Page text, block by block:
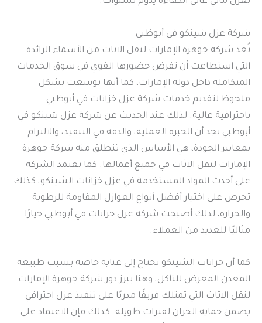
شركة عزل شينكو في أبوظبي
تُعد شركة جوهرة الإمارات لنقل الاثاث من الأسماء الرائدة
التي استطاعت أن تفرض حضورها القوي في سوق الخدمات
المتكاملة داخل دولة الإمارات، كما أنها توسعت بشكل
ملحوظ لتقديم خدمات شركة عزل خزانات في أبوظبي
باحترافية عالية. لذلك عند الحديث عن شركة عزل شينكو في
أبوظبي نجد أن الخبرة العملية، والدقة في التنفيذ، والالتزام
بمعايير الجودة، هي الأساس الذي تنطلق منه شركة جوهرة
الإمارات لنقل الاثاث في جميع أعمالها. كما تعتمد الشركة
على أحدث المواد المستخدمة في عزل خزانات الشينكو، كذلك
تحرص على اختيار أفضل أنواع العوازل المقاومة للرطوبة
والحرارة، لذلك أصبحت شركة عزل خزانات في أبوظبي خيارًا
مثاليًا للعديد من العملاء.
كما أن خزانات الشينكو تحتاج إلى عناية خاصة بسبب طبيعة
المعدن المعرض للتآكل، وهنا يبرز دور شركة جوهرة الإمارات
لنقل الاثاث التي تمتلك فريقًا مدربًا على تنفيذ عزل احترافي
يضمن حماية الخزان لفترات طويلة. كذلك فإن الاعتماد على